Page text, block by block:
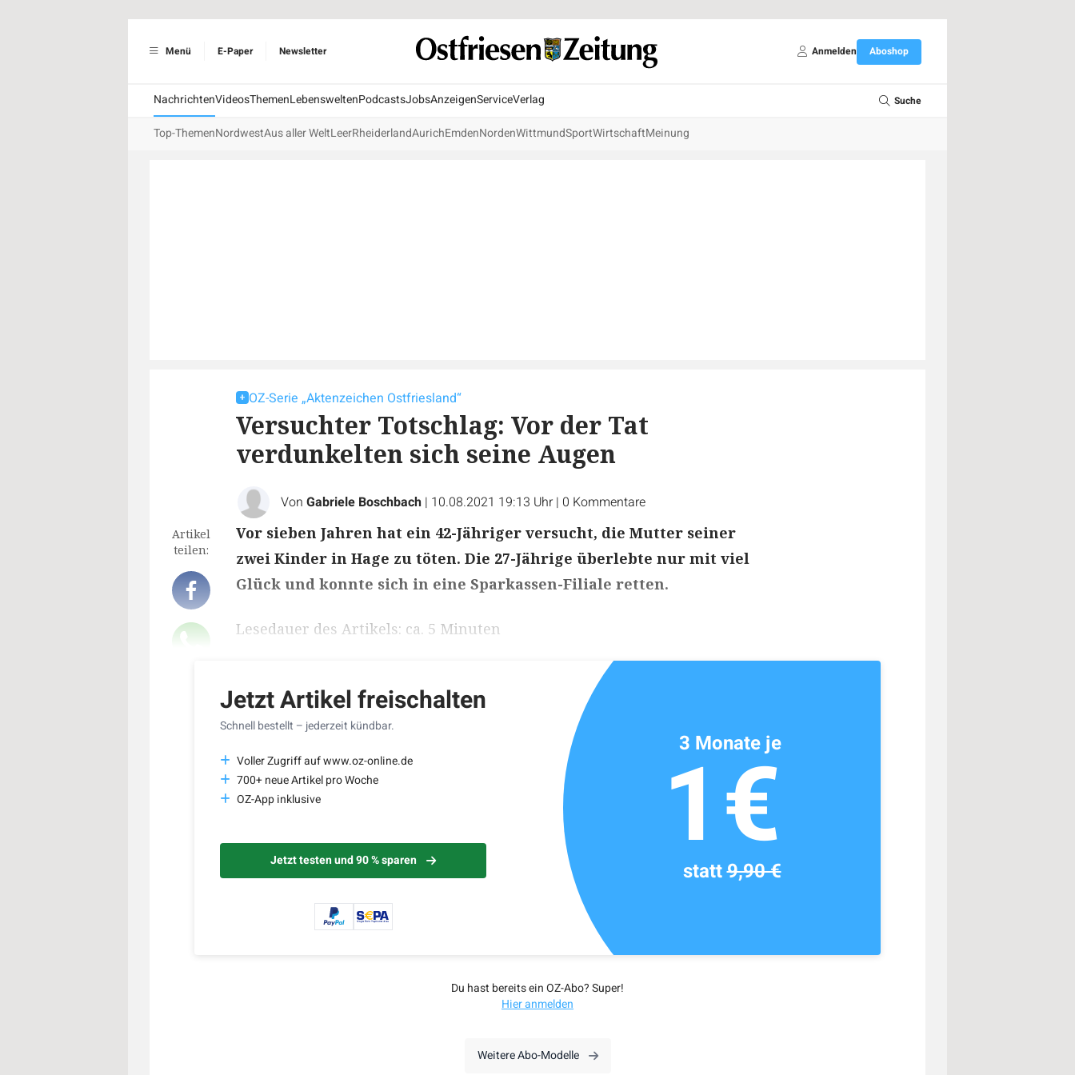
Menü E-Paper Newsletter Anmelden Aboshop
NachrichtenVideosThemenLebensweltenPodcastsJobsAnzeigenServiceVerlag Suche
Top-ThemenNordwestAus aller WeltLeerRheiderlandAurichEmdenNordenWittmundSportWirtschaftMeinung
OZ-Serie „Aktenzeichen Ostfriesland“
Versuchter Totschlag: Vor der Tat
verdunkelten sich seine Augen
Von Gabriele Boschbach | 10.08.2021 19:13 Uhr | 0 Kommentare
Artikel
teilen:
Vor sieben Jahren hat ein 42-Jähriger versucht, die Mutter seiner
zwei Kinder in Hage zu töten. Die 27-Jährige überlebte nur mit viel
Glück und konnte sich in eine Sparkassen-Filiale retten.
Lesedauer des Artikels: ca. 5 Minuten
Jetzt Artikel freischalten
Schnell bestellt – jederzeit kündbar.
Voller Zugriff auf www.oz-online.de
700+ neue Artikel pro Woche
OZ-App inklusive
Jetzt testen und 90 % sparen
3 Monate je
1€
statt9,90 €
Du hast bereits ein OZ-Abo? Super!
Hier anmelden
Weitere Abo-Modelle